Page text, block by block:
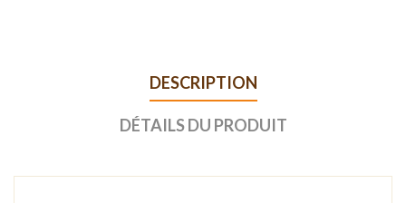
DESCRIPTION
DÉTAILS DU PRODUIT